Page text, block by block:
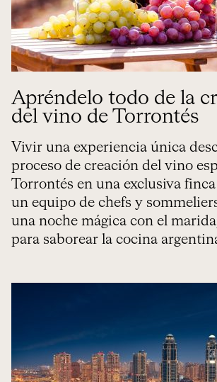
Apréndelo todo de la
del vino de Torrontés
Vivir una experiencia única
proceso de creación del vino
Torrontés en una exclusiva
un equipo de chefs y
una noche mágica con el
para saborear la cocina